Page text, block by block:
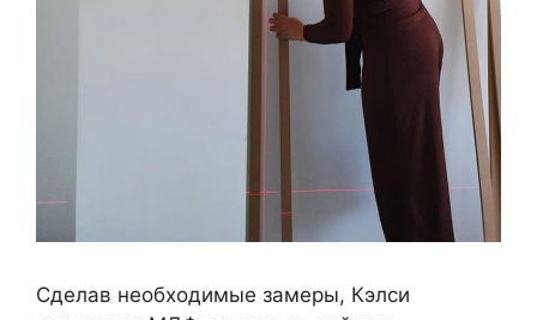
Сделав необходимые замеры, Кэлси